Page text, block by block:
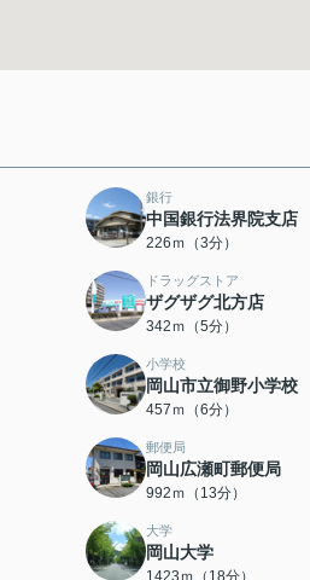
銀行
中国銀行法界院支店
226ｍ（3分）
ドラッグストア
ザグザグ北方店
342ｍ（5分）
小学校
岡山市立御野小学校
457ｍ（6分）
郵便局
岡山広瀬町郵便局
992ｍ（13分）
大学
岡山大学